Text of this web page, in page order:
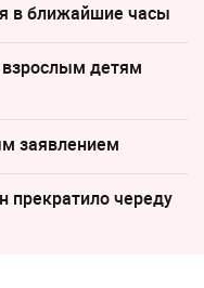
в ближайшие часы
взрослым детям
заявлением
прекратило череду